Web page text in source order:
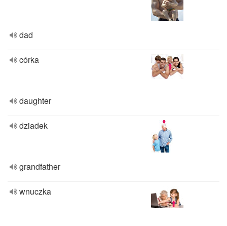
dad
córka
daughter
dziadek
grandfather
wnuczka